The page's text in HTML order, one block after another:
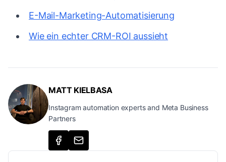
E-Mail-Marketing-Automatisierung
Wie ein echter CRM-ROI aussieht
MATT KIELBASA
Instagram automation experts and Meta Business
Partners